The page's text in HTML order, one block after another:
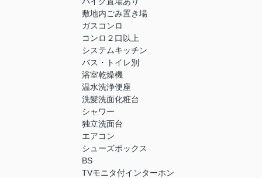
敷地内ごみ置き場
ガスコンロ
コンロ２口以上
システムキッチン
バス・トイレ別
浴室乾燥機
温水洗浄便座
洗髪洗面化粧台
シャワー
独立洗面台
エアコン
シューズボックス
BS
TVモニタ付インターホン